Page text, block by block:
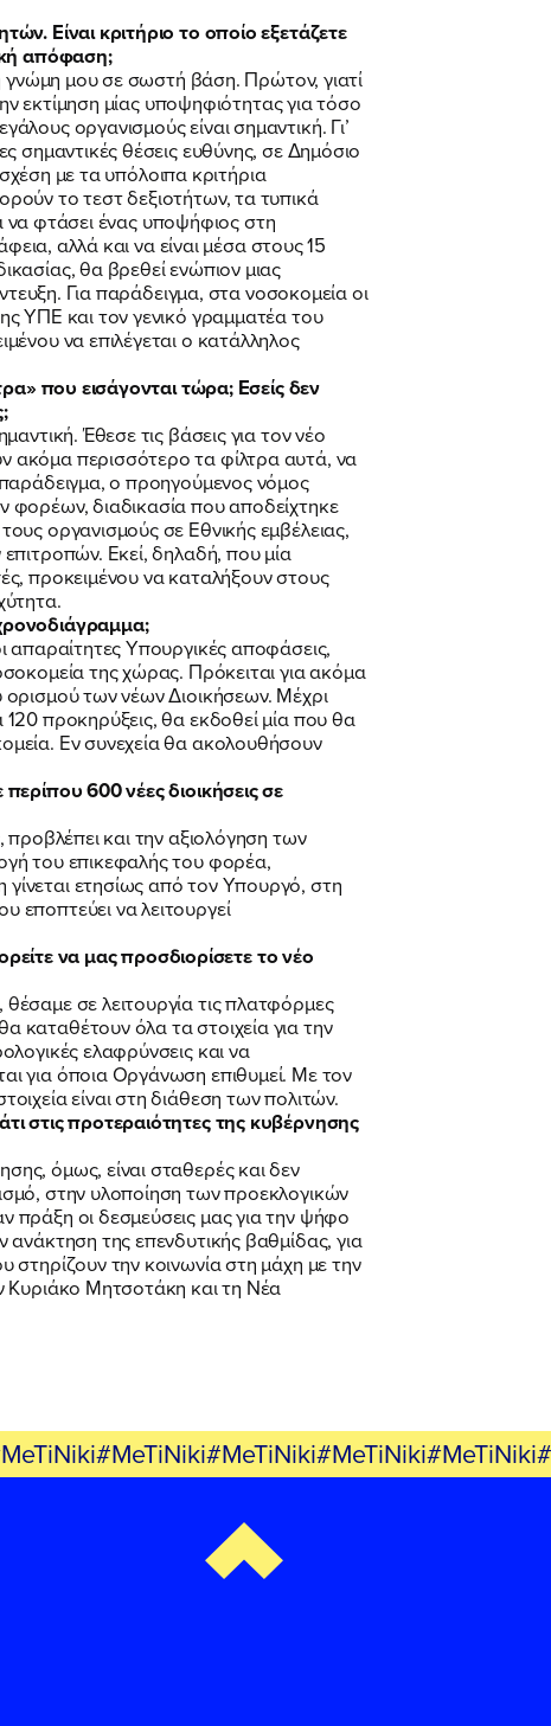
Είναι κριτήριο το οποίο εξετάζετε
απόφαση;
γνώμη μου σε σωστή βάση. Πρώτον, γιατί
εκτίμηση μίας υποψηφιότητας για τόσο
οργανισμούς είναι σημαντική. Γι’
σημαντικές θέσεις ευθύνης, σε Δημόσιο
με τα υπόλοιπα κριτήρια
το τεστ δεξιοτήτων, τα τυπικά
να φτάσει ένας υποψήφιος στη
αλλά και να είναι μέσα στους 15
θα βρεθεί ενώπιον μιας
Για παράδειγμα, στα νοσοκομεία οι
ΥΠΕ και τον γενικό γραμματέα του
να επιλέγεται ο κατάλληλος
που εισάγονται τώρα; Εσείς δεν
Έθεσε τις βάσεις για τον νέο
ακόμα περισσότερο τα φίλτρα αυτά, να
ο προηγούμενος νόμος
φορέων, διαδικασία που αποδείχτηκε
οργανισμούς σε Εθνικής εμβέλειας,
Εκεί, δηλαδή, που μία
προκειμένου να καταλήξουν στους
απαραίτητες Υπουργικές αποφάσεις,
της χώρας. Πρόκειται για ακόμα
ορισμού των νέων Διοικήσεων. Μέχρι
προκηρύξεις, θα εκδοθεί μία που θα
Εν συνεχεία θα ακολουθήσουν
600 νέες διοικήσεις σε
και την αξιολόγηση των
του επικεφαλής του φορέα,
ετησίως από τον Υπουργό, στη
να λειτουργεί
να μας προσδιορίσετε το νέο
σε λειτουργία τις πλατφόρμες
όλα τα στοιχεία για την
ελαφρύνσεις και να
για όποια Οργάνωση επιθυμεί. Με τον
είναι στη διάθεση των πολιτών.
στις προτεραιότητες της κυβέρνησης
όμως, είναι σταθερές και δεν
στην υλοποίηση των προεκλογικών
οι δεσμεύσεις μας για την ψήφο
της επενδυτικής βαθμίδας, για
την κοινωνία στη μάχη με την
Κυριάκο Μητσοτάκη και τη Νέα